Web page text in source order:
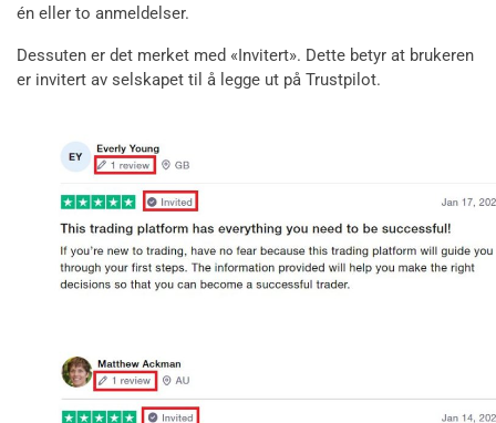
én eller to anmeldelser.
Dessuten er det merket med «Invitert». Dette betyr at brukeren
er invitert av selskapet til å legge ut på Trustpilot.